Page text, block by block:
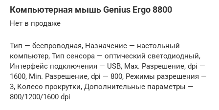
Компьютерная мышь Genius Ergo 8800
Нет в продаже
Тип — беспроводная, Назначение — настольный
компьютер, Тип сенсора — оптический светодиодный,
Интерфейс подключения — USB, Max. Разрешение, dpi —
1600, Min. Разрешение, dpi — 800, Режимы разрешения —
3, Колесо прокрутки, Дополнительные параметры —
800/1200/1600 dpi